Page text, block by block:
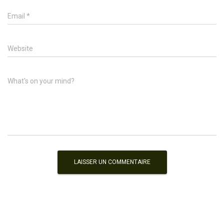
Email *
Website
What's on your mind?